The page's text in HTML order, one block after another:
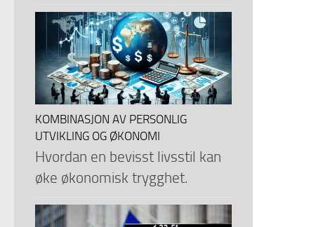
KOMBINASJON AV PERSONLIG
UTVIKLING OG ØKONOMI
Hvordan en bevisst livsstil kan
øke økonomisk trygghet.